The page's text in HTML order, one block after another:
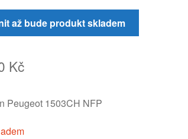
až bude produkt skladem
Kč
Peugeot 1503CH NFP